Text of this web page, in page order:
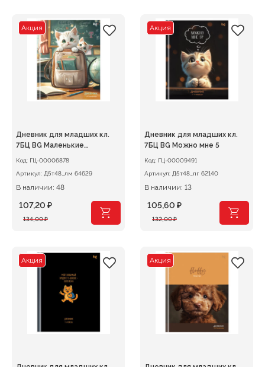
137,00 ₽.
145,00 ₽.
Акция
Дневник для младших кл.
7БЦ BG Маленькие
Код: ГЦ-00006878
Артикул: Д5т48_лм 64629
В наличии: 48
134,00₽
Первоначальная
134,00 ₽.
107,20 ₽
Текущая
Акция
Дневник для младших кл.
7БЦ BG Можно мне 5
Код: ГЦ-00009491
Артикул: Д5т48_лг 62140
В наличии: 13
132,00₽
Первоначальная
132,00 ₽.
105,60 ₽
Текущая
Акция Акция